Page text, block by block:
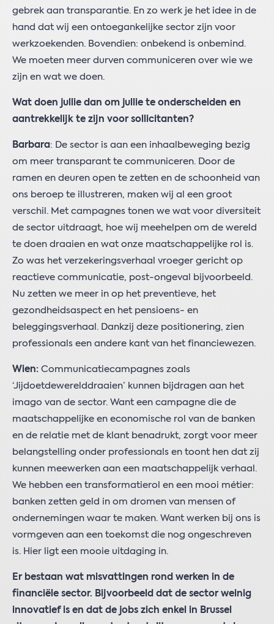
gebrek aan transparantie. En zo werk je het idee in de
hand dat wij een ontoegankelijke sector zijn voor
werkzoekenden. Bovendien: onbekend is onbemind.
We moeten meer durven communiceren over wie we
zijn en wat we doen.
Wat doen jullie dan om jullie te onderscheiden en
aantrekkelijk te zijn voor sollicitanten?
Barbara: De sector is aan een inhaalbeweging bezig
om meer transparant te communiceren. Door de
ramen en deuren open te zetten en de schoonheid van
ons beroep te illustreren, maken wij al een groot
verschil. Met campagnes tonen we wat voor diversiteit
de sector uitdraagt, hoe wij meehelpen om de wereld
te doen draaien en wat onze maatschappelijke rol is.
Zo was het verzekeringsverhaal vroeger gericht op
reactieve communicatie, post-ongeval bijvoorbeeld.
Nu zetten we meer in op het preventieve, het
gezondheidsaspect en het pensioens- en
beleggingsverhaal. Dankzij deze positionering, zien
professionals een andere kant van het financiewezen.
Wien: Communicatiecampagnes zoals
‘Jijdoetdewerelddraaien’ kunnen bijdragen aan het
imago van de sector. Want een campagne die de
maatschappelijke en economische rol van de banken
en de relatie met de klant benadrukt, zorgt voor meer
belangstelling onder professionals en toont hen dat zij
kunnen meewerken aan een maatschappelijk verhaal.
We hebben een transformatierol en een mooi métier:
banken zetten geld in om dromen van mensen of
ondernemingen waar te maken. Want werken bij ons is
vormgeven aan een toekomst die nog ongeschreven
is. Hier ligt een mooie uitdaging in.
Er bestaan wat misvattingen rond werken in de
financiële sector. Bijvoorbeeld dat de sector weinig
innovatief is en dat de jobs zich enkel in Brussel